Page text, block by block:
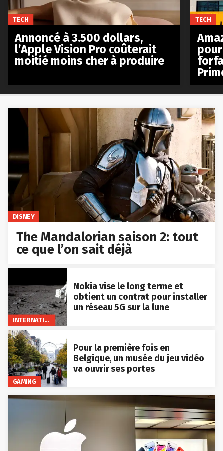
DISNEY
The Mandalorian saison 2: tout
ce que l’on sait déjà
INTERNATIONAL
Nokia vise le long terme et
obtient un contrat pour installer
un réseau 5G sur la lune
GAMING
Pour la première fois en
Belgique, un musée du jeu vidéo
va ouvrir ses portes
TECH
Annoncé à 3.500 dollars,
l’Apple Vision Pro coûterait
moitié moins cher à produire
TECH